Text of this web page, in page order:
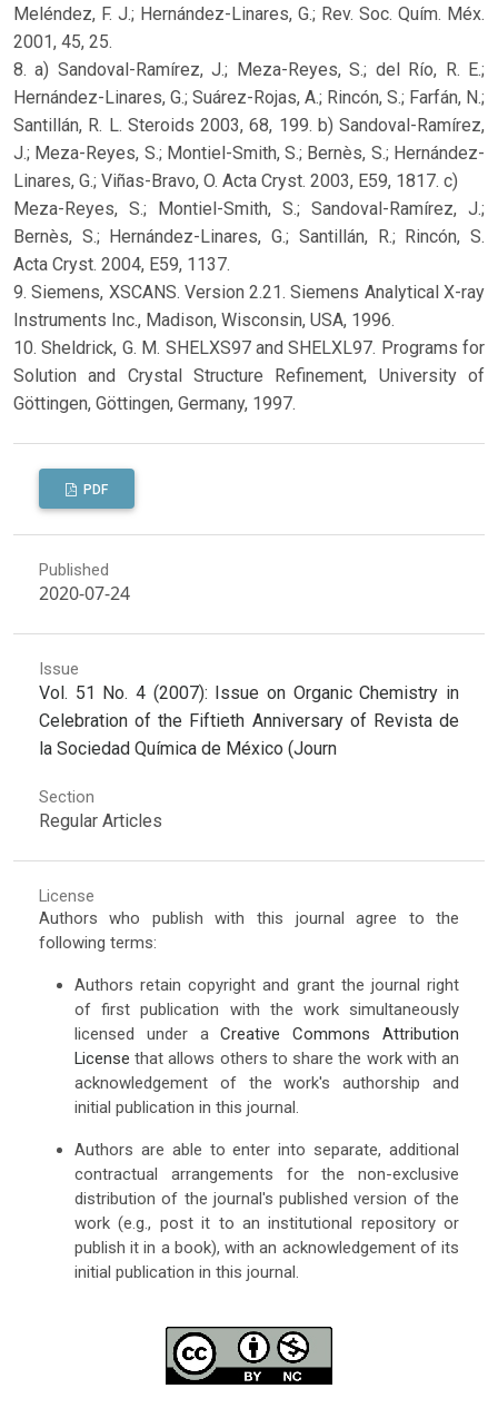
Meléndez, F. J.; Hernández-Linares, G.; Rev. Soc. Quím. Méx.
2001, 45, 25.
8. a) Sandoval-Ramírez, J.; Meza-Reyes, S.; del Río, R. E.;
Hernández-Linares, G.; Suárez-Rojas, A.; Rincón, S.; Farfán, N.;
Santillán, R. L. Steroids 2003, 68, 199. b) Sandoval-Ramírez,
J.; Meza-Reyes, S.; Montiel-Smith, S.; Bernès, S.; Hernández-
Linares, G.; Viñas-Bravo, O. Acta Cryst. 2003, E59, 1817. c)
Meza-Reyes, S.; Montiel-Smith, S.; Sandoval-Ramírez, J.;
Bernès, S.; Hernández-Linares, G.; Santillán, R.; Rincón, S.
Acta Cryst. 2004, E59, 1137.
9. Siemens, XSCANS. Version 2.21. Siemens Analytical X-ray
Instruments Inc., Madison, Wisconsin, USA, 1996.
10. Sheldrick, G. M. SHELXS97 and SHELXL97. Programs for
Solution and Crystal Structure Refinement, University of
Göttingen, Göttingen, Germany, 1997.
PDF
Published
2020-07-24
Issue
Vol. 51 No. 4 (2007): Issue on Organic Chemistry in
Celebration of the Fiftieth Anniversary of Revista de
la Sociedad Química de México (Journ
Section
Regular Articles
License
Authors who publish with this journal agree to the
following terms:
Authors retain copyright and grant the journal right
of first publication with the work simultaneously
licensed under aCreative Commons Attribution
License that allows others to share the work with an
acknowledgement of the work's authorship and
initial publication in this journal.
Authors are able to enter into separate, additional
contractual arrangements for the non-exclusive
distribution of the journal's published version of the
work (e.g., post it to an institutional repository or
publish it in a book), with an acknowledgement of its
initial publication in this journal.